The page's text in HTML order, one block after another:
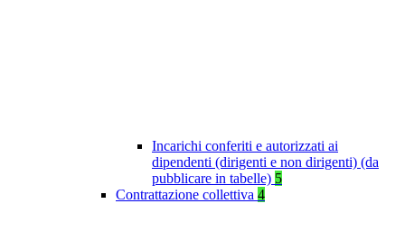
Incarichi conferiti e autorizzati ai
dipendenti (dirigenti e non dirigenti) (da
pubblicare in tabelle) 5
Contrattazione collettiva 4